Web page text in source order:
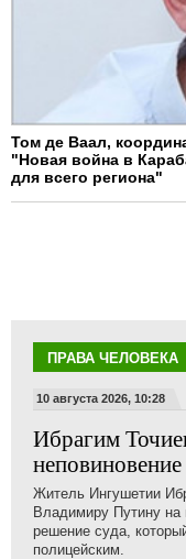
Том де Ваал,
"Новая война в
для всего региона"
ПРАВА ЧЕЛОВЕКА
10 августа 2026, 10:28
Ибрагим
Житель Ингушетии
Владимиру Путину на
решение суда,
полицейским.